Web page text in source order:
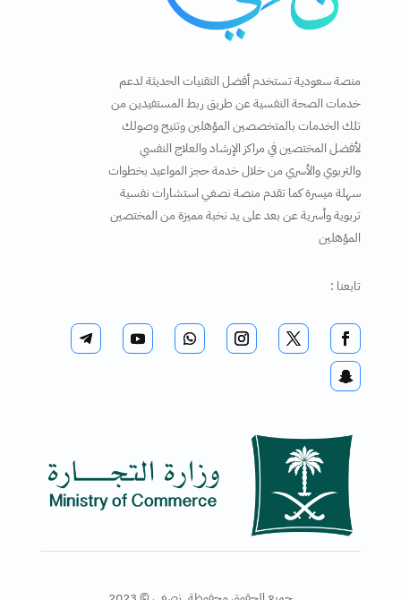
منصة سعودية تستخدم أفضل التقنيات الحديثة لدعم
خدمات الصحة النفسية عن طريق ربط المستفيدين من
تلك الخدمات بالمتخصصين المؤهلين وتتيح وصولك
لأفضل المختصين في مراكز الإرشاد والعلاج النفسي
والتربوي والأسري من خلال خدمة حجز المواعيد بخطوات
سهلة ميسرة كما تقدم منصة نصغي استشارات نفسية
تربوية وأسرية عن بعد على يد نخبة مميزة من المختصين
المؤهلين
تابعنا :